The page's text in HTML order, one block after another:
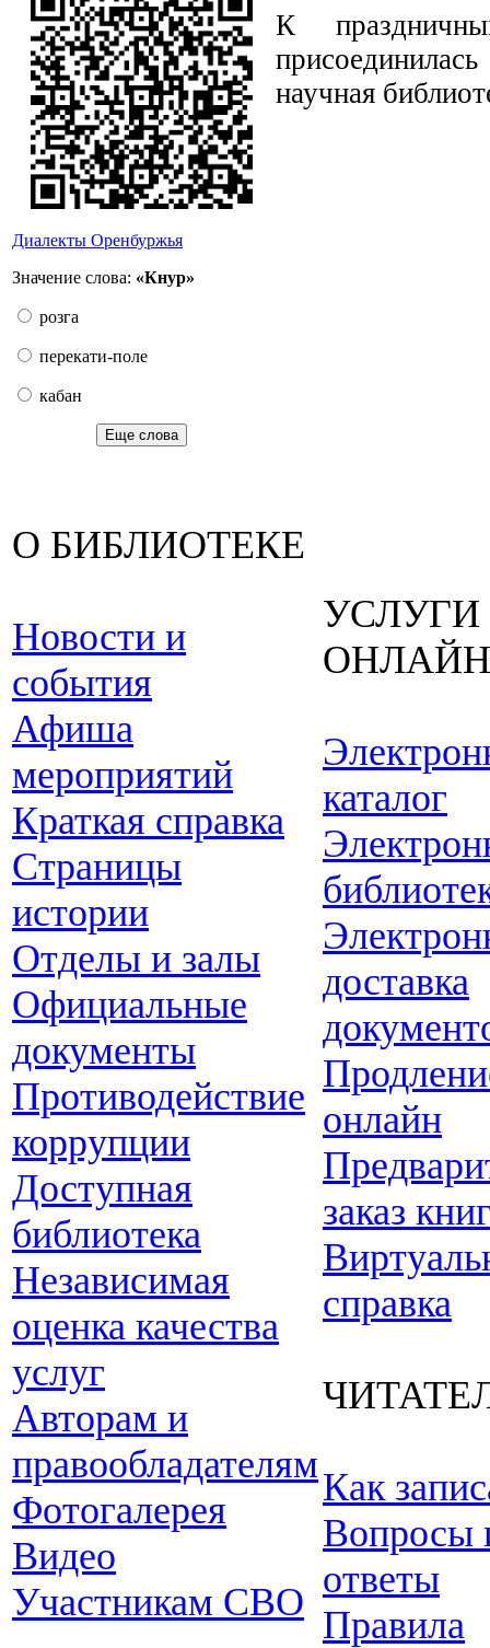
Диалекты Оренбуржья
Значение слова: «Кнур»
розга
перекати-поле
кабан
Еще слова
К
научная
О БИБЛИОТЕКЕ
Новости и
события
Афиша
мероприятий
Краткая справка
Страницы
истории
Отделы и залы
Официальные
документы
Противодействие
коррупции
Доступная
библиотека
Независимая
оценка качества
услуг
Авторам и
правообладателям
Фотогалерея
Видео
Участникам СВО
УСЛУГИ
ОНЛАЙН
каталог
доставка
онлайн
заказ
справка
Как
Вопросы
ответы
Правила